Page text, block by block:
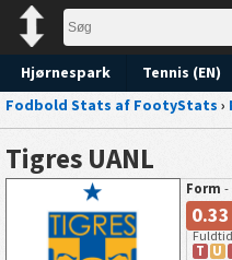
Hjørnespark Tennis (EN)
Forudsigelse
Fodbold Stats af FootyStats ›
Tigres UANL
Form -
0.33
T U